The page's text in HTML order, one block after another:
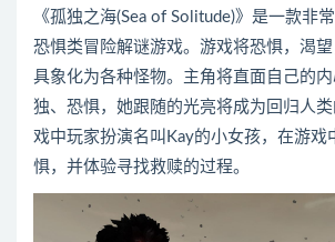
《孤独之海(Sea of Solitude)》是一款非
恐惧类冒险解谜游戏。游戏将恐惧，渴
具象化为各种怪物。主角将直面自己的
独、恐惧，她跟随的光亮将成为回归人
戏中玩家扮演名叫Kay的小女孩，在游戏
惧，并体验寻找救赎的过程。